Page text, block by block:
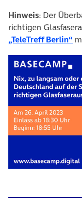
Hinweis: Der
richtigen
„TeleTreff Berlin“